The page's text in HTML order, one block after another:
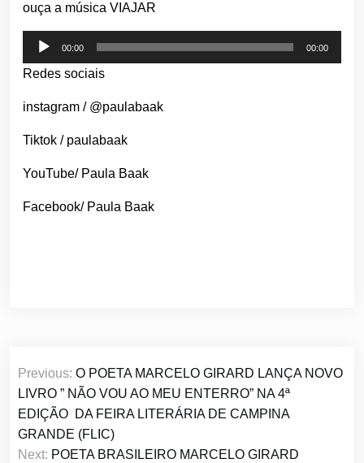
ouça a música VIAJAR
Tocador
de
áudio
00:00 00:00
Redes sociais
instagram / @paulabaak
Tiktok / paulabaak
YouTube/ Paula Baak
Facebook/ Paula Baak
Navegação
de
Post
Previous: O POETA MARCELO GIRARD LANÇA NOVO
LIVRO ” NÃO VOU AO MEU ENTERRO” NA 4ª
EDIÇÃO DA FEIRA LITERÁRIA DE CAMPINA
GRANDE (FLIC)
Next: POETA BRASILEIRO MARCELO GIRARD